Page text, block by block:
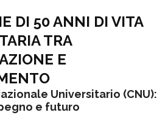
DI 50 ANNI DI VITA
TRA
E
Universitario (CNU):
e futuro